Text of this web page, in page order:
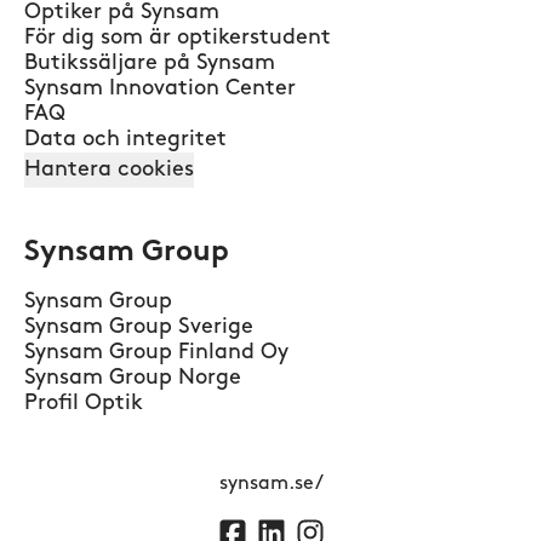
Optiker på Synsam
För dig som är optikerstudent
Butikssäljare på Synsam
Synsam Innovation Center
FAQ
Data och integritet
Hantera cookies
Synsam Group
Synsam Group
Synsam Group Sverige
Synsam Group Finland Oy
Synsam Group Norge
Profil Optik
synsam.se/